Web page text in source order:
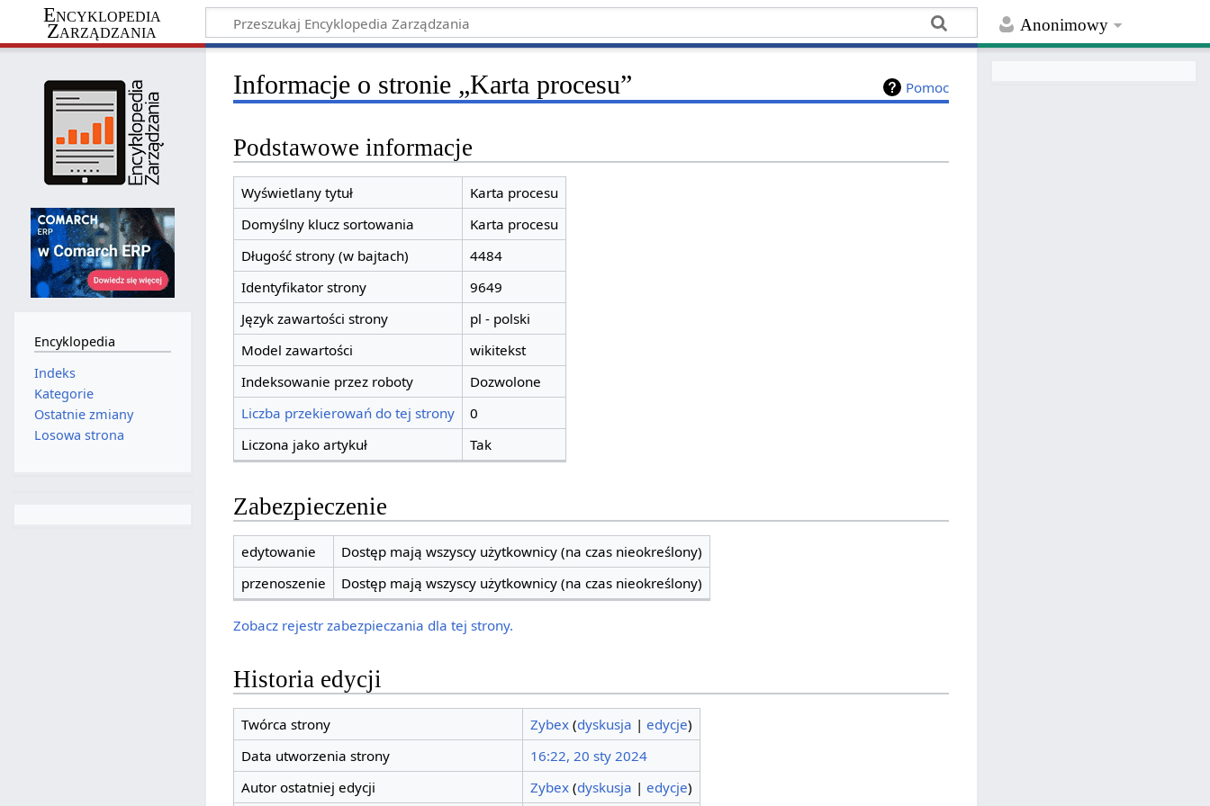
Anonimowy
Encyklopedia
Zarządzania
Pomoc
Informacje o stronie „Karta procesu”
Podstawowe informacje
Wyświetlany tytuł
Karta procesu
Domyślny klucz sortowania
Karta procesu
Długość strony (w bajtach)
4484
Identyfikator strony
9649
Język zawartości strony
pl - polski
Model zawartości
wikitekst
Indeksowanie przez roboty
Dozwolone
Liczba przekierowań do tej strony
0
Liczona jako artykuł
Tak
Zabezpieczenie
edytowanie
Dostęp mają wszyscy użytkownicy (na czas nieokreślony)
przenoszenie
Dostęp mają wszyscy użytkownicy (na czas nieokreślony)
Zobacz rejestr zabezpieczania dla tej strony.
Historia edycji
Twórca strony Zybex (dyskusja | edycje)
Data utworzenia strony
16:22, 20 sty 2024
Autor ostatniej edycji
Zybex (dyskusja | edycje)
Encyklopedia
Indeks
Kategorie
Ostatnie zmiany
Losowa strona